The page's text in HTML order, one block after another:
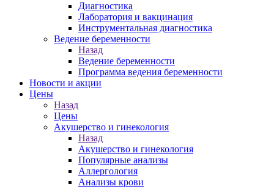
Диагностика
Лаборатория и вакцинация
Инструментальная диагностика
Ведение беременности
Назад
Ведение беременности
Программа ведения беременности
Новости и акции
Цены
Назад
Цены
Акушерство и гинекология
Назад
Акушерство и гинекология
Популярные анализы
Аллергология
Анализы крови